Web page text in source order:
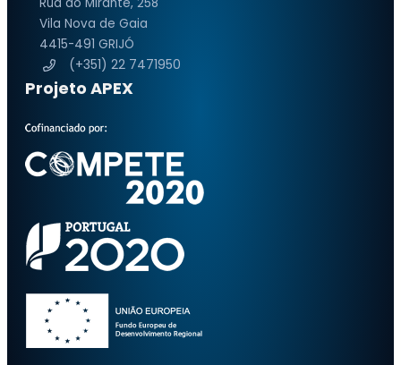
Vila Nova de Gaia
4415-491 GRIJÓ
(+351) 22 7471950
Projeto APEX